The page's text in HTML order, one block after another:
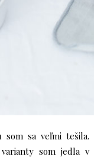
som sa veľmi tešila.
som jedla v